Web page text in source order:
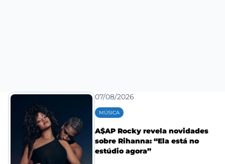
07/08/2026
MÚSICA
A$AP Rocky revela novidades
sobre Rihanna: “Ela está no
estúdio agora”